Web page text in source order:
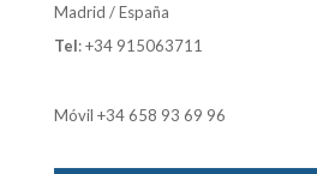
Madrid / España
Tel:+34 915063711
Móvil +34 658 93 69 96